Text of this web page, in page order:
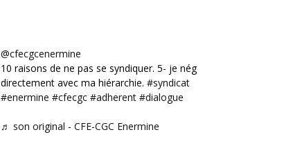
@cfecgcenermine
10 raisons de ne pas se syndiquer. 5- je négocie
directement avec ma hiérarchie. #syndicat
#enermine #cfecgc #adherent #dialogue
♬ son original - CFE-CGC Enermine